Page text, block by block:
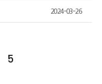
2024-03-26
5